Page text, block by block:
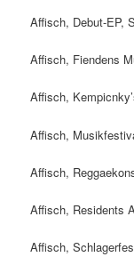
Affisch, Debut-EP,
Affisch, Fiendens
Affisch,
Affisch,
Affisch,
Affisch, Residents
Affisch,